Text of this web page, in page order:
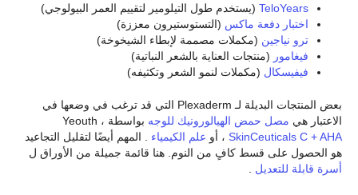
TeloYears (يستخدم طول التيلومير لتقييم العمر البيولوجي)
اختبار دفعة ماكس (التستوستيرون معززة)
ترو نياجين (مكملات مصممة لإبطاء الشيخوخة)
فيغامور (منتجات العناية بالشعر النباتية)
فيفيسكال (مكملات لنمو الشعر وتكثيفه)
بعض المنتجات البديلة لـ Plexaderm التي قد ترغب في وضعها في
الاعتبار هي مصل حمض الهيالورونيك للوجه بواسطة Yeouth ،
SkinCeuticals C + AHA ، أو علم الكيمياء . المهم أيضًا لتقليل التجاعيد
هو الحصول على قسط كافٍ من النوم. هنا قائمة جميلة من الأوراق ل
أسرة قابلة للتعديل